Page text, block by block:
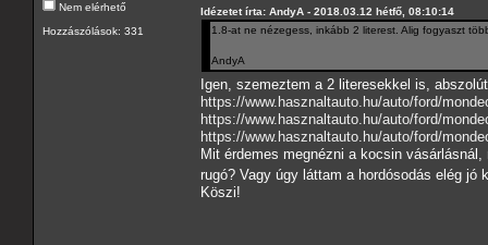
Nem elérhető
Hozzászólások: 331
Idézetet írta: AndyA - 2018.03.12 hétfő, 08:10:14
1.8-at ne nézegess, inkább 2 literest. Alig fogyaszt
AndyA
Igen, szemeztem a 2 literesekkel is,
https://www.hasznaltauto.hu/auto/ford/
https://www.hasznaltauto.hu/auto/ford/
https://www.hasznaltauto.hu/auto/ford/
Mit érdemes megnézni a kocsin
rugó? Vagy úgy láttam a hordósodás elég
Köszi!